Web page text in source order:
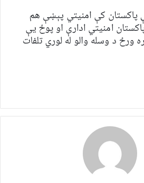
کې امنیتي پېښې هم
امنیتي ادارې او پوځ یې
ورځ د وسله والو له لوري تلفات